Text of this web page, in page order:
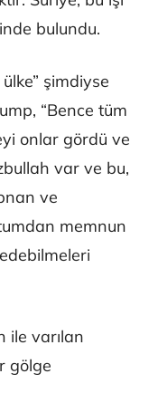
bulundu.
şimdiyse
“Bence tüm
onlar gördü ve
var ve bu,
ve
memnun
ile varılan
gölge